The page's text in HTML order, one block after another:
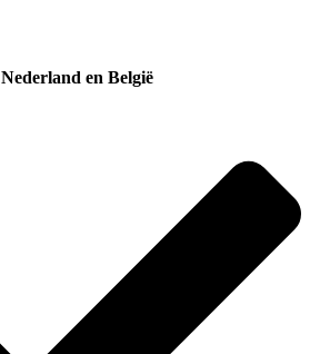
Nederland en België